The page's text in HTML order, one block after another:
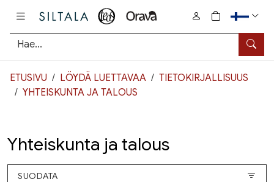
Hae
0
tuotetta
ETUSIVU LÖYDÄ LUETTAVAA
TIETOKIRJALLISUUS
YHTEISKUNTA JA TALOUS
Yhteiskunta ja talous
SUODATA